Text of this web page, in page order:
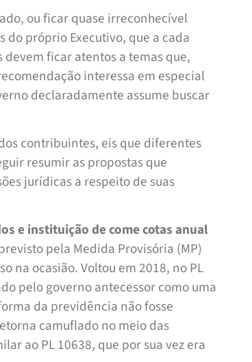
ou ficar quase irreconhecível
próprio Executivo, que a cada
ficar atentos a temas que,
interessa em especial
declaradamente assume buscar
contribuintes, eis que diferentes
resumir as propostas que
jurídicas a respeito de suas
e instituição de come cotas anual
pela Medida Provisória (MP)
na ocasião. Voltou em 2018, no PL
pelo governo antecessor como uma
da previdência não fosse
camuflado no meio das
ao PL 10638, que por sua vez era